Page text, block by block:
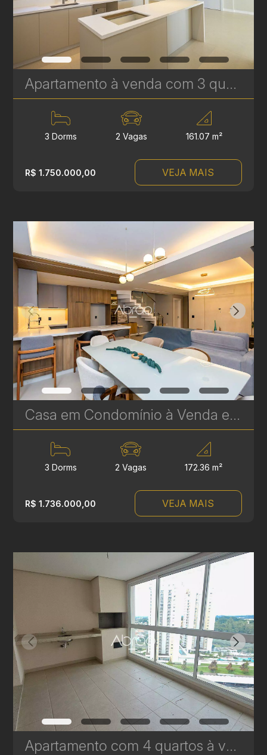
Apartamento à venda com 3 quartos sendo 1 suíte no Ecoville- 161,07 m² - Ecoville Tower | Ref. 1788
3 Dorms 2 Vagas 161.07 m²
R$ 1.750.000,00 VEJA MAIS
Casa em Condomínio à Venda em Santa Felicidade – 3 Quartos | 172 m² | Próximo ao Parque Barigui | Ref 432
3 Dorms 2 Vagas 172.36 m²
R$ 1.736.000,00 VEJA MAIS
Apartamento com 4 quartos à venda no Reserva Ecoville, em Curitiba - 166 m² | Ref 463